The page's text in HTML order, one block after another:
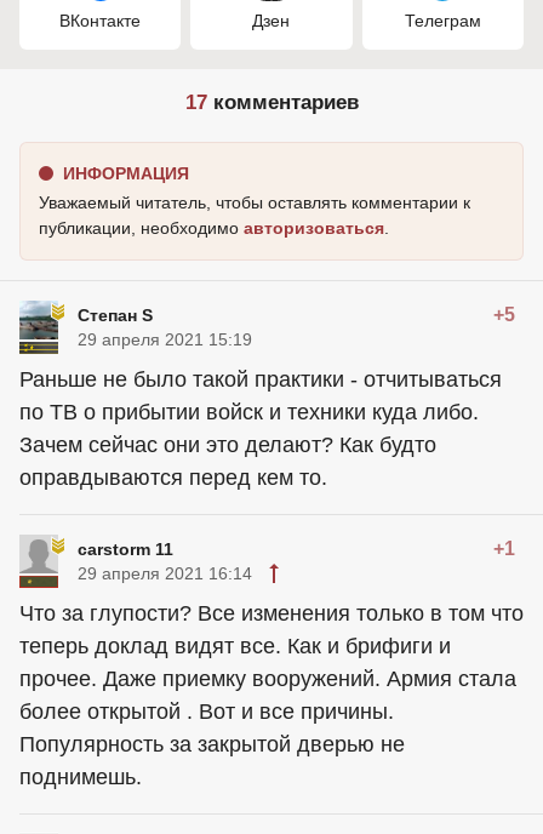
ВКонтакте Дзен Телеграм
17комментариев
ИНФОРМАЦИЯ
Уважаемый читатель, чтобы оставлять комментарии к
публикации, необходимо авторизоваться
Степан S +5
29 апреля 2021 15:19
Раньше не было такой практики - отчитываться
по ТВ о прибытии войск и техники куда либо.
Зачем сейчас они это делают? Как будто
оправдываются перед кем то.
carstorm 11 +1
29 апреля 2021 16:14
Что за глупости? Все изменения только в том что
теперь доклад видят все. Как и брифиги и
прочее. Даже приемку вооружений. Армия стала
более открытой . Вот и все причины.
Популярность за закрытой дверью не
поднимешь.